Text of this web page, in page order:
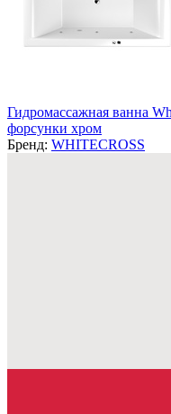
Гидромассажная ванна
форсунки хром
Бренд: WHITECROSS